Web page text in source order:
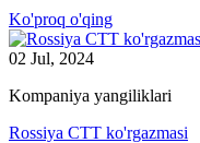
Ko'proq o'qing
02 Jul, 2024
Kompaniya yangiliklari
Rossiya CTT ko'rgazmasi